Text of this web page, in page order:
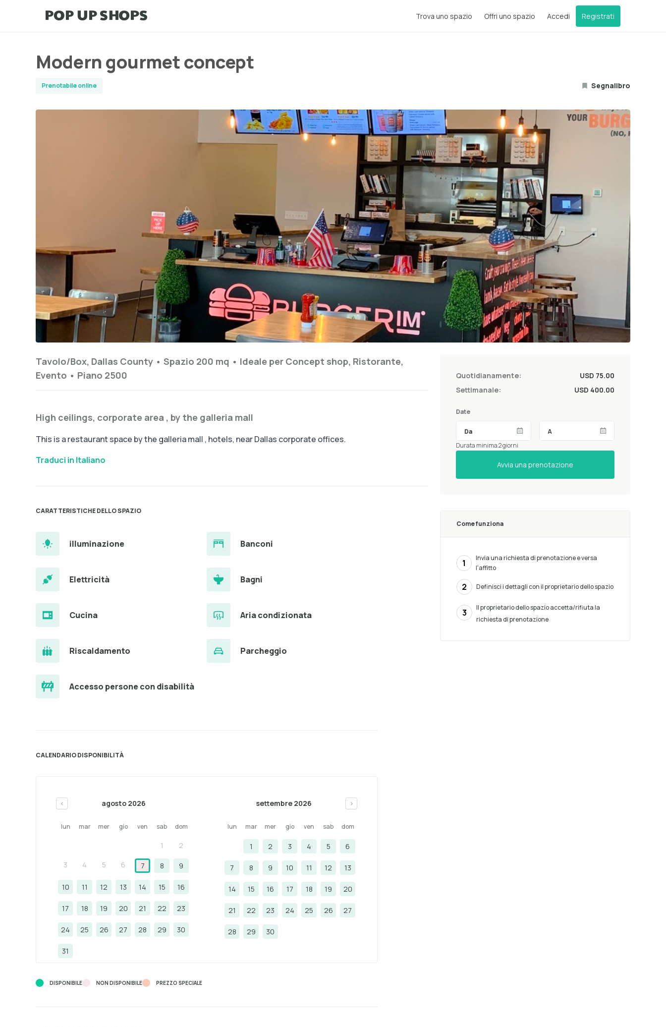
Trova uno spazio Offri uno spazio Accedi Registrati
Modern gourmet concept
Prenotabile online Segnalibro
Tavolo/Box, Dallas County • Spazio 200 mq • Ideale per Concept shop, Ristorante,
Evento • Piano 2500
High ceilings, corporate area , by the galleria mall
This is a restaurant space by the galleria mall , hotels, near Dallas corporate offices.
Traduci in Italiano
CARATTERISTICHE DELLO SPAZIO
illuminazione Banconi
Elettricità Bagni
Cucina Aria condizionata
Riscaldamento Parcheggio
Accesso persone con disabilità
CALENDARIO DISPONIBILITÀ
< agosto 2026
lun mar mer gio ven sab dom
1 2
3 4 5 6 7 8 9
10 11 12 13 14 15 16
17 18 19 20 21 22 23
24 25 26 27 28 29 30
31
settembre 2026 >
lun mar mer gio ven sab dom
1 2 3 4 5 6
7 8 9 10 11 12 13
14 15 16 17 18 19 20
21 22 23 24 25 26 27
28 29 30
DISPONIBILE NON DISPONIBILE PREZZO SPECIALE
Quotidianamente:
Settimanale:
USD 75.00
USD 400.00
Date
Durata minima 2 giorni
Avvia una prenotazione
Come funziona
1
Invia una richiesta di prenotazione e versa
l'affitto
2 Definisci i dettagli con il proprietario dello spazio
3
Il proprietario dello spazio accetta/rifiuta la
richiesta di prenotazione